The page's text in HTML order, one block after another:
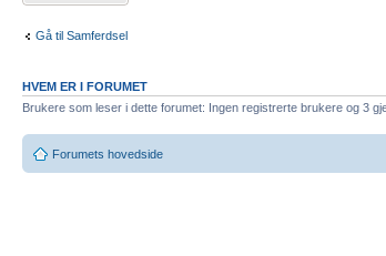
Gå til Samferdsel
HVEM ER I FORUMET
Brukere som leser i dette forumet: Ingen registrerte brukere og 3
Forumets hovedside